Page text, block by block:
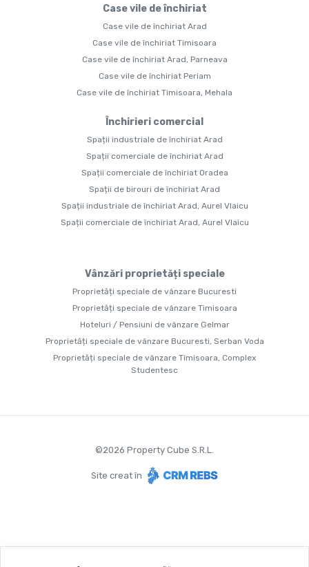
Case vile de închiriat
Case vile de închiriat Arad
Case vile de închiriat Timisoara
Case vile de închiriat Arad, Parneava
Case vile de închiriat Periam
Case vile de închiriat Timisoara, Mehala
Închirieri comercial
Spații industriale de închiriat Arad
Spații comerciale de închiriat Arad
Spații comerciale de închiriat Oradea
Spații de birouri de închiriat Arad
Spații industriale de închiriat Arad, Aurel Vlaicu
Spații comerciale de închiriat Arad, Aurel Vlaicu
Vânzări proprietăți speciale
Proprietăți speciale de vânzare Bucuresti
Proprietăți speciale de vânzare Timisoara
Hoteluri / Pensiuni de vânzare Gelmar
Proprietăți speciale de vânzare Bucuresti, Serban Voda
Proprietăți speciale de vânzare Timisoara, Complex
Studentesc
©2026 Property Cube S.R.L.
Site creat în